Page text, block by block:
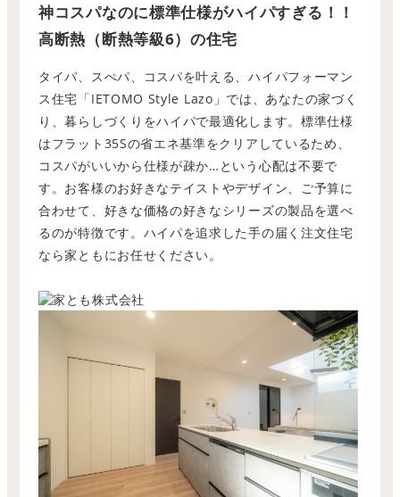
神コスパなのに標準仕様がハイパすぎる！！
高断熱（断熱等級6）の住宅
タイパ、スぺパ、コスパを叶える、ハイパフォーマン
ス住宅「IETOMO Style Lazo」では、あなたの家づく
り、暮らしづくりをハイパで最適化します。標準仕様
はフラット35Sの省エネ基準をクリアしているため、
コスパがいいから仕様が疎か…という心配は不要で
す。お客様のお好きなテイストやデザイン、ご予算に
合わせて、好きな価格の好きなシリーズの製品を選べ
るのが特徴です。ハイパを追求した手の届く注文住宅
なら家ともにお任せください。